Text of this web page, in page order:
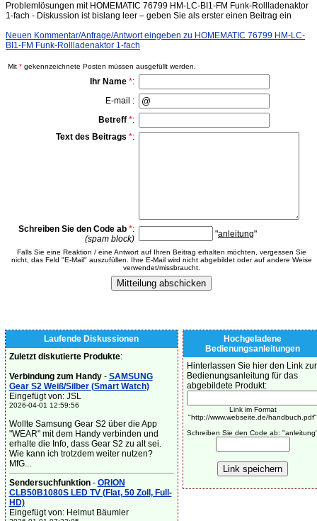
Problemlösungen mit HOMEMATIC 76799 HM-LC-BI1-FM Funk-Rollladenaktor
1-fach - Diskussion ist bislang leer – geben Sie als erster einen Beitrag ein
Neuen Kommentar/Anfrage/Antwort eingeben zu HOMEMATIC 76799 HM-LC-
BI1-FM Funk-Rollladenaktor 1-fach
Mit * gekennzeichnete Posten müssen ausgefüllt werden.
Ihr Name *:
E-mail :
Betreff *:
Text des Beitrags *:
Schreiben Sie den Code ab *:
(spam block)
"anleitung"
Falls Sie eine Reaktion / eine Antwort auf Ihren Beitrag erhalten möchten, vergessen Sie
nicht, das Feld "E-Mail" auszufüllen. Ihre E-Mail wird nicht abgebildet oder auf andere Weise
verwendet/missbraucht.
Laufende Diskussionen
Zuletzt diskutierte Produkte:
Verbindung zum Handy- SAMSUNG
Gear S2 Weiß/Silber (Smart Watch)
Eingefügt von: JSL
2026-04-01 12:59:56
Wollte Samsung Gear S2 über die App
"WEAR" mit dem Handy verbinden und
erhalte die Info, dass Gear S2 zu alt sei.
Wie kann ich trotzdem weiter nutzen?
MfG...
Sendersuchfunktion- ORION
CLB50B1080S LED TV (Flat, 50 Zoll, Full-
HD)
Eingefügt von: Helmut Bäumler
Hochgeladene
Bedienungsanleitungen
Hinterlassen Sie hier den Link zur
Bedienungsanleitung für das
abgebildete Produkt:
Link im Format
"http://www.webseite.de/handbuch.pdf"
Schreiben Sie den Code ab: